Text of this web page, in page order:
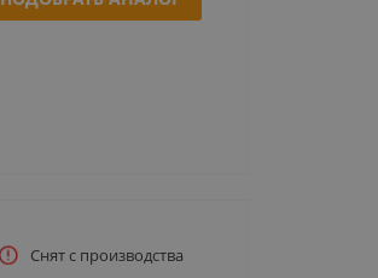
Снят с производства